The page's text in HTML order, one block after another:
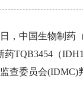
，中国生物制药
药TQB3454（
查委员会(IDMC)